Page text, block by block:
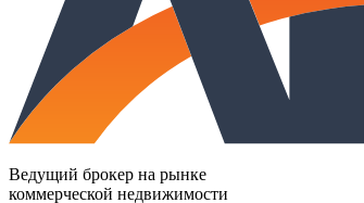
Ведущий брокер на рынке
коммерческой недвижимости